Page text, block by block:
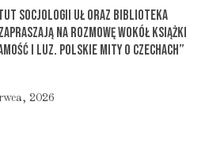
Socjologii UŁ Oraz Biblioteka
Na Rozmowę Wokół Książki
I Luz. Polskie Mity O Czechach”
2026